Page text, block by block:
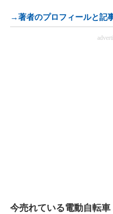
→著者のプロフィールと記
今売れている電動自転